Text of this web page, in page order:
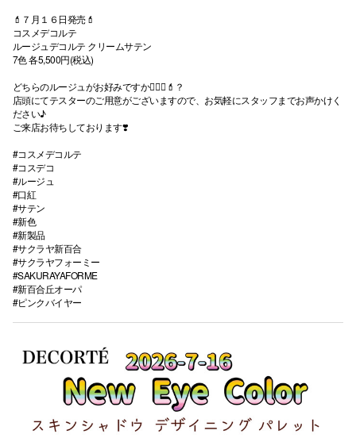
💄７月１６日発売💄
コスメデコルテ
ルージュデコルテ クリームサテン
7色 各5,500円(税込)
どちらのルージュがお好みですか💁🏻‍♀️💄？
店頭にてテスターのご用意がございますので、お気軽にスタッフまでお声かけく
ださい♪
ご来店お待ちしております❣️
#コスメデコルテ
#コスデコ
#ルージュ
#口紅
#サテン
#新色
#新製品
#サクラヤ新百合
#サクラヤフォーミー
#SAKURAYAFORME
#新百合丘オーパ
#ピンクバイヤー